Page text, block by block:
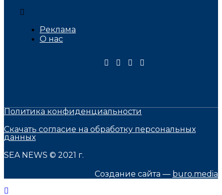
Реклама
О нас
Политика конфиденциальности
Скачать согласие на обработку персональных
данных
SEA NEWS © 2021 г.
Создание сайта — buro.media